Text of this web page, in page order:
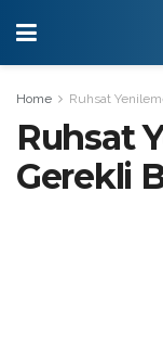
Home Ruhsat
Ruhsat
Gerekli